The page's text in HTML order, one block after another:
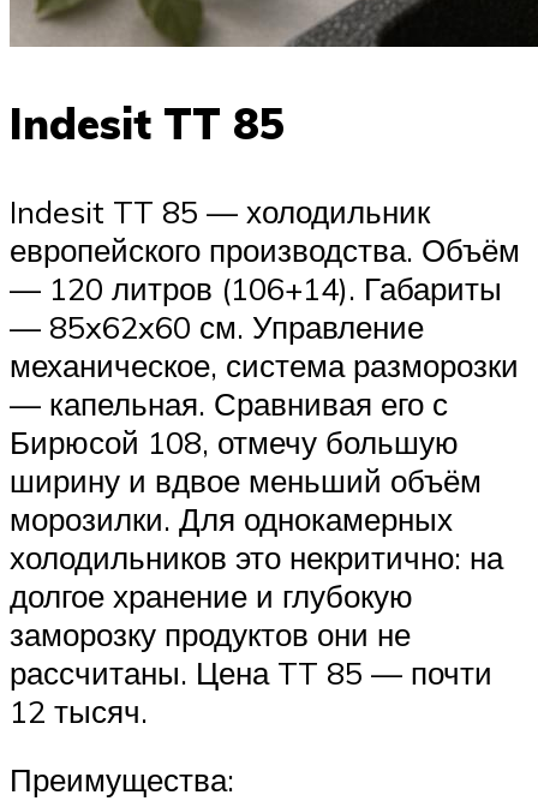
Indesit TT 85
Indesit TT 85 — холодильник
европейского производства. Объём
— 120 литров (106+14). Габариты
— 85x62x60 см. Управление
механическое, система разморозки
— капельная. Сравнивая его с
Бирюсой 108, отмечу большую
ширину и вдвое меньший объём
морозилки. Для однокамерных
холодильников это некритично: на
долгое хранение и глубокую
заморозку продуктов они не
рассчитаны. Цена TT 85 — почти
12 тысяч.
Преимущества: